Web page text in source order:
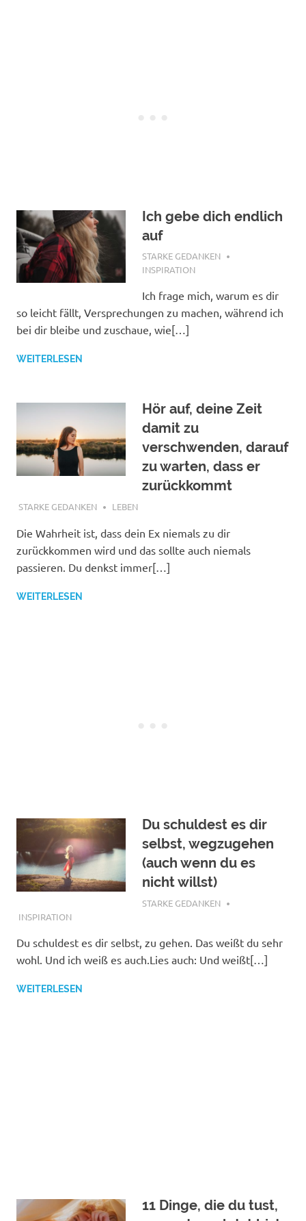
Ich gebe dich endlich
auf
NOVEMBER 5, 2018
STARKE GEDANKEN
INSPIRATION
Ich frage mich, warum es dir
so leicht fällt, Versprechungen zu machen, während ich
bei dir bleibe und zuschaue, wie[…]
WEITERLESEN
Hör auf, deine Zeit
damit zu
verschwenden, darauf
zu warten, dass er
zurückkommt
NOVEMBER 5, 2018
STARKE GEDANKEN LEBEN
Die Wahrheit ist, dass dein Ex niemals zu dir
zurückkommen wird und das sollte auch niemals
passieren. Du denkst immer[…]
WEITERLESEN
Du schuldest es dir
selbst, wegzugehen
(auch wenn du es
nicht willst)
NOVEMBER 5, 2018
STARKE GEDANKEN
INSPIRATION
Du schuldest es dir selbst, zu gehen. Das weißt du sehr
wohl. Und ich weiß es auch.Lies auch: Und weißt[…]
WEITERLESEN
11 Dinge, die du tust,